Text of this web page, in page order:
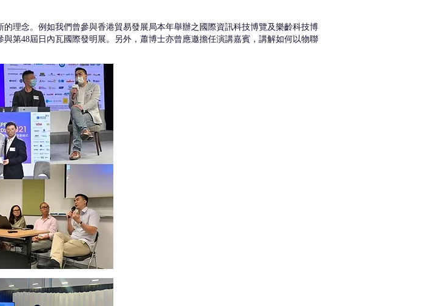
理念。例如我們曾參與香港貿易發展局本年舉辦之國際資訊科技博覽及樂齡科技博
第48屆日內瓦國際發明展。另外，蕭博士亦曾應邀擔任演講嘉賓，講解如何以物聯